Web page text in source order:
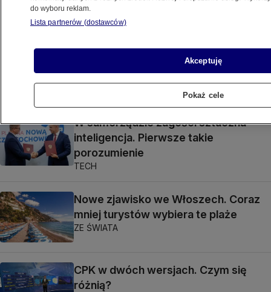
Z KRAJU
Prezydent zgłasza kolejny projekt
W samorządzie zagości sztuczna
inteligencja. Pierwsze takie
porozumienie
TECH
Nowe zjawisko we Włoszech. Coraz
mniej turystów wybiera te plaże
ZE ŚWIATA
CPK w dwóch wersjach. Czym się
różnią?
do wyboru reklam.
Lista partnerów (dostawców)
Akceptuję
Pokaż cele